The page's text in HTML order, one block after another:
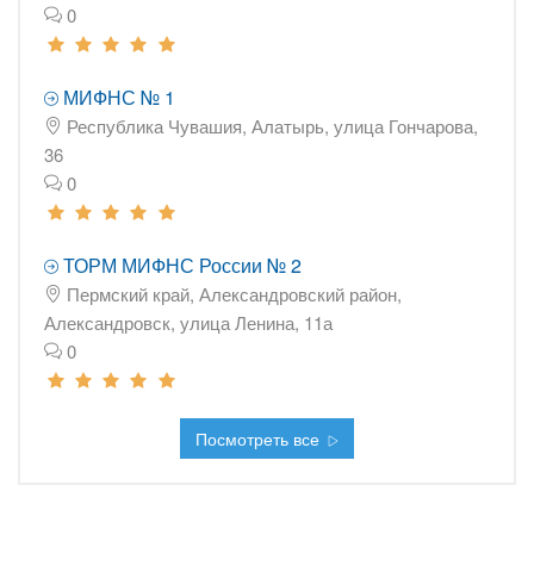
0
МИФНС № 1
Республика Чувашия, Алатырь, улица Гончарова,
36
0
ТОРМ МИФНС России № 2
Пермский край, Александровский район,
Александровск, улица Ленина, 11а
0
Посмотреть все